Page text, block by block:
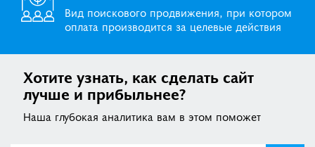
Вид поискового продвижения, при котором
оплата производится за целевые действия
Хотите узнать, как сделать сайт
лучше и прибыльнее?
Наша глубокая аналитика вам в этом поможет